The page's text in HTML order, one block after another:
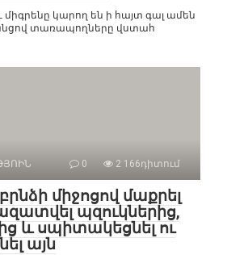
կարող են ի հայտ գալ ամեն
տառապողները վստահ
0 2 166դիտում
միջոցով մաքրել
պզուկներից,
և սպիտակեցնել ու
այն